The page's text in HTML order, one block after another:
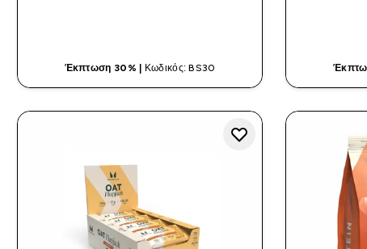
Έκπτωση 30% | Κωδικός: BS30